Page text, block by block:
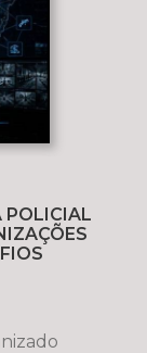
POLICIAL